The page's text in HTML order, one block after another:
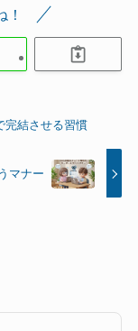
完結させる習慣
マナー